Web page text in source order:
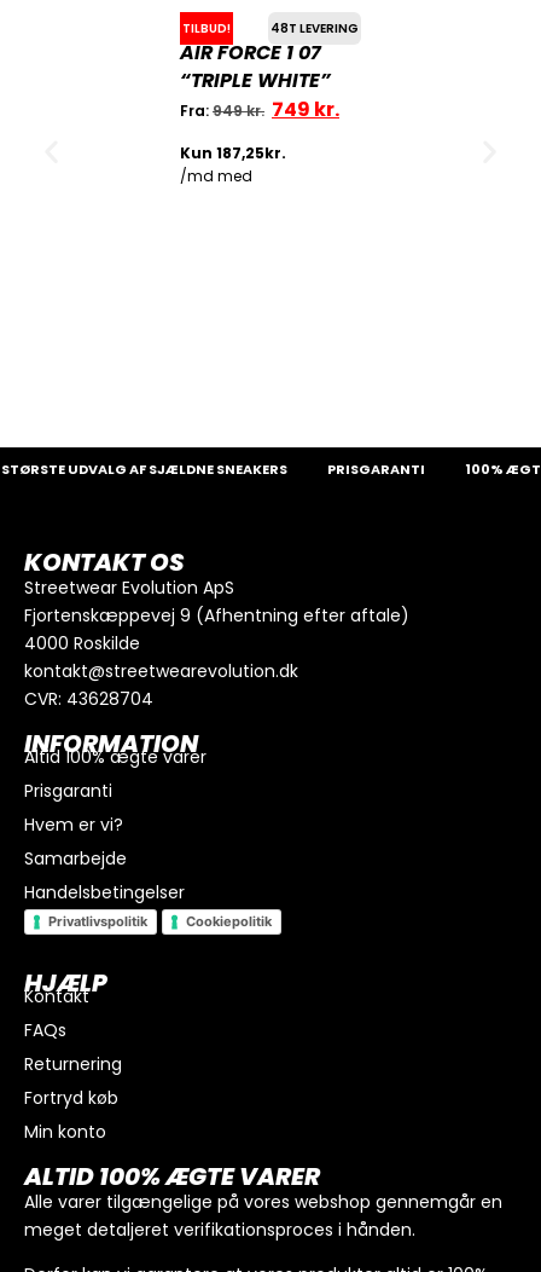
I alt
Køb for
TILBUD! 48T LEVERING
AIR FORCE 1 07
“TRIPLE WHITE”
Fra:949kr. 749 kr.
UDVALG AF SJÆLDNE SNEAKERS PRISGARANTI 100%
KONTAKT OS
Streetwear Evolution ApS
Fjortenskæppevej 9 (Afhentning efter aftale)
4000 Roskilde
kontakt@streetwearevolution.dk
CVR: 43628704
INFORMATION
Altid 100% ægte varer
Prisgaranti
Hvem er vi?
Samarbejde
Handelsbetingelser
Privatlivspolitik Cookiepolitik
HJÆLP
Kontakt
FAQs
Returnering
Fortryd køb
Min konto
ALTID 100% ÆGTE VARER
Alle varer tilgængelige på vores webshop gennemgår en
meget detaljeret verifikationsproces i hånden.